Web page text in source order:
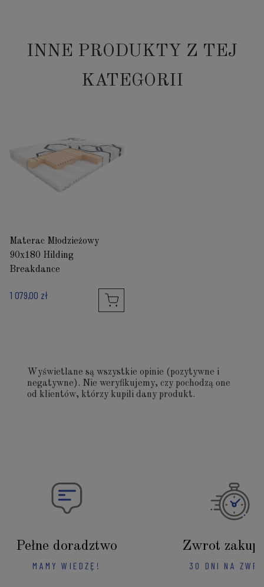
INNE PRODUKTY Z TEJ
KATEGORII
Materac Młodzieżowy
90x180 Hilding
Breakdance
1 079,00 zł
Wyświetlane są wszystkie opinie (pozytywne i
negatywne). Nie weryfikujemy, czy pochodzą one
od klientów, którzy kupili dany produkt.
Pełne doradztwo
MAMY WIEDZĘ!
Zwrot
30 DNI NA